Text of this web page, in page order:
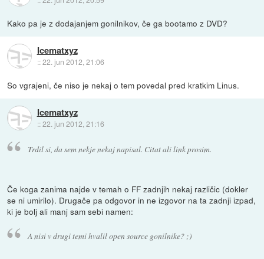
Kako pa je z dodajanjem gonilnikov, če ga bootamo z DVD?
Icematxyz
::22. jun 2012, 21:06
So vgrajeni, če niso je nekaj o tem povedal pred kratkim Linus.
Icematxyz
::22. jun 2012, 21:16
Trdil si, da sem nekje nekaj napisal. Citat ali link prosim.
Če koga zanima najde v temah o FF zadnjih nekaj različic (dokler
se ni umirilo). Drugače pa odgovor in ne izgovor na ta zadnji izpad,
ki je bolj ali manj sam sebi namen:
A nisi v drugi temi hvalil open source gonilnike? ;)